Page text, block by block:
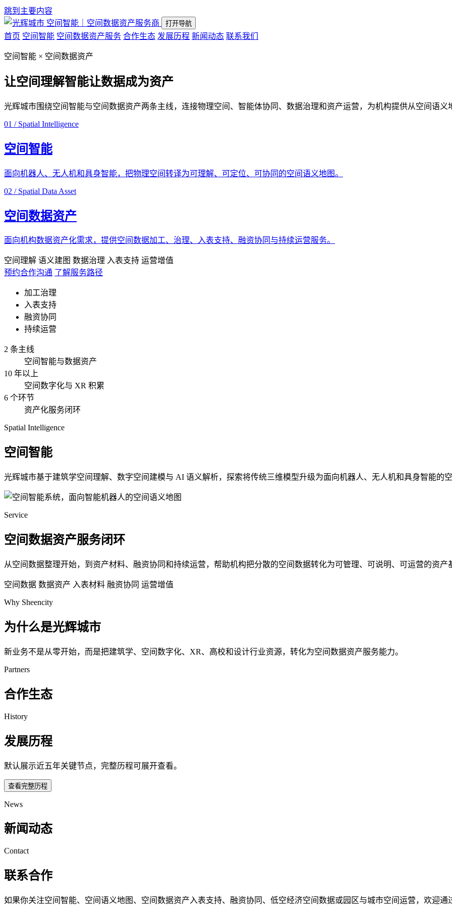
跳到主要内容
空间智能｜空间数据资产服务商
打开导航
首页 空间智能 空间数据资产服务 合作生态 发展历程 新闻动态 联系我们
空间智能 × 空间数据资产
让空间理解智能让数据成为资产
光辉城市围绕空间智能与空间数据资产两条主线，连接物理空间、智能体协同、数据治理和资产运营，为机构提供从空间语义
01 / Spatial Intelligence
空间智能
面向机器人、无人机和具身智能，把物理空间转译为可理解、可定位、可协同的空间语义地图。
02 / Spatial Data Asset
空间数据资产
面向机构数据资产化需求，提供空间数据加工、治理、入表支持、融资协同与持续运营服务。
空间理解 语义建图 数据治理 入表支持 运营增值
预约合作沟通 了解服务路径
加工治理
入表支持
融资协同
持续运营
2 条主线
空间智能与数据资产
10 年以上
空间数字化与 XR 积累
6 个环节
资产化服务闭环
Spatial Intelligence
空间智能
光辉城市基于建筑学空间理解、数字空间建模与 AI 语义解析，探索将传统三维模型升级为面向机器人、无人机和具身智能的空
Service
空间数据资产服务闭环
从空间数据整理开始，到资产材料、融资协同和持续运营，帮助机构把分散的空间数据转化为可管理、可说明、可运营的资产
空间数据 数据资产 入表材料 融资协同 运营增值
Why Sheencity
为什么是光辉城市
新业务不是从零开始，而是把建筑学、空间数字化、XR、高校和设计行业资源，转化为空间数据资产服务能力。
Partners
合作生态
History
发展历程
默认展示近五年关键节点，完整历程可展开查看。
查看完整历程
News
新闻动态
Contact
联系合作
如果你关注空间智能、空间语义地图、空间数据资产入表支持、融资协同、低空经济空间数据或园区与城市空间运营，欢迎通